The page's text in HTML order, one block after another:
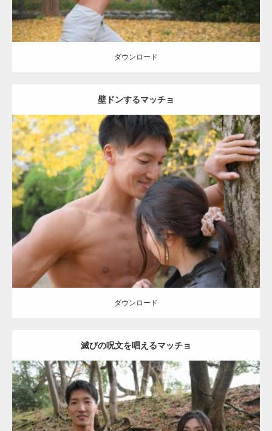
ダウンロード
壁ドンするマッチョ
Update: 2021.07.8
Category:公園のマッチョ その他 AKIHITO(細マッチョ) 大胸筋 肩 腹
筋
ダウンロード
滅びの呪文を唱えるマッチョ
Update:2021.07.8
【YouTube】マッチョフリー素材メンバーが
ギネス世界記録…
【TV】TBS番組「ひるおび」にてマッスルプ
ラスが紹介されま…
TOKYO FMラジオ番組「ONE MORNING」